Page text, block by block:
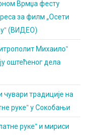
Врмџа фесту
за филм „Осети
(ВИДЕО)
Михаилоˮ
оштећеног дела
чувари традиције на
рукеˮ у Сокобањи
рукеˮ и мириси